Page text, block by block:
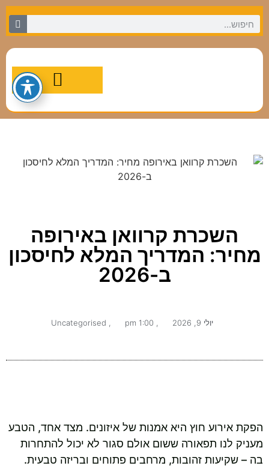
השכרת קרוואן באירופה
מחיר: המדריך המלא לחיסכון
ב-2026
יולי 9, 2026 1:00 pm
Uncategorised
הפקת אירוע חוץ היא אמנות של איזונים. מצד אחד, הטבע
מעניק לנו תפאורה ששום אולם סגור לא יכול להתחרות
בה – שקיעות זהובות, מרחבים פתוחים ובריזה טבעית.